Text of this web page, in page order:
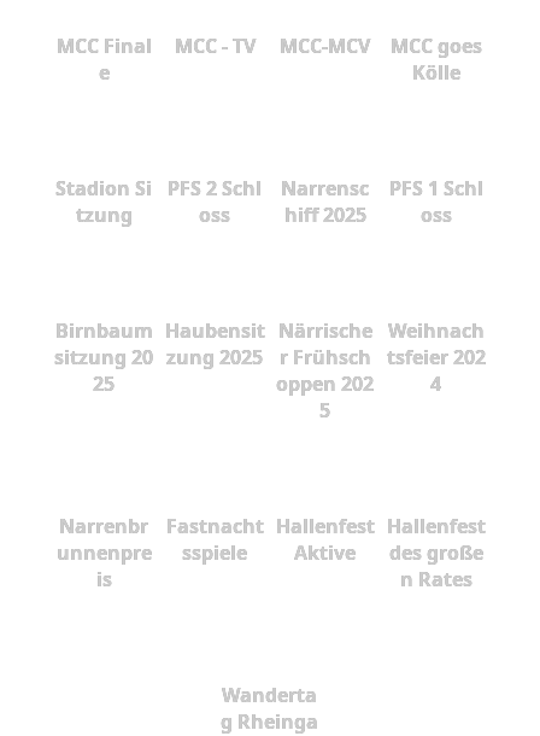
MCC Final
e
MCC - TV MCC-MCV
MCC goes
Kölle
Stadion Si
tzung
PFS 2 Schl
oss
Narrensc
hiff 2025
PFS 1 Schl
oss
Birnbaum
sitzung 20
25
Haubensit
zung 2025
Närrische
r Frühsch
oppen 202
5
Weihnach
tsfeier 202
4
Narrenbr
unnenpre
is
Fastnacht
sspiele
Hallenfest
Aktive
Hallenfest
des große
n Rates
Wanderta
g Rheinga